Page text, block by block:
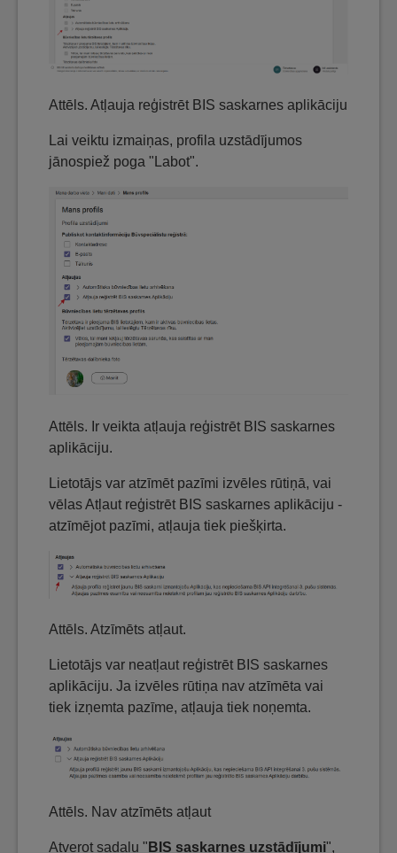
Attēls. Atļauja reģistrēt BIS saskarnes aplikāciju
Lai veiktu izmaiņas, profila uzstādījumos
jānospiež poga "Labot".
Attēls. Ir veikta atļauja reģistrēt BIS saskarnes
aplikāciju.
Lietotājs var atzīmēt pazīmi izvēles rūtiņā, vai
vēlas Atļaut reģistrēt BIS saskarnes aplikāciju -
atzīmējot pazīmi, atļauja tiek piešķirta.
Attēls. Atzīmēts atļaut.
Lietotājs var neatļaut reģistrēt BIS saskarnes
aplikāciju. Ja izvēles rūtiņa nav atzīmēta vai
tiek izņemta pazīme, atļauja tiek noņemta.
Attēls. Nav atzīmēts atļaut
Atverot sadaļu " BIS saskarnes uzstādījumi",